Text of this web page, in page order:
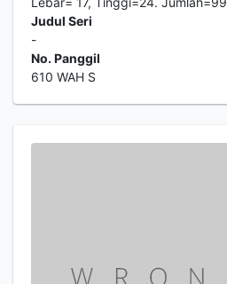
Judul Seri
-
No. Panggil
610 WAH S